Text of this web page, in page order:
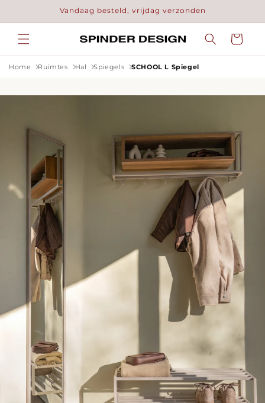
content
Vandaag besteld, vrijdag verzonden
Home Ruimtes Hal Spiegels SCHOOL L Spiegel